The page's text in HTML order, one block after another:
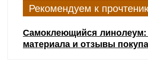
Рекомендуем к
Самоклеющийся
материала и отзывы